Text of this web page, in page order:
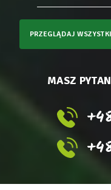
PRZEGLĄDAJ
MASZ